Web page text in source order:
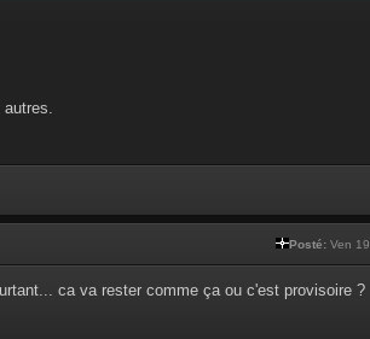
autres.
Posté: Ven
ca va rester comme ça ou c'est provisoire ?